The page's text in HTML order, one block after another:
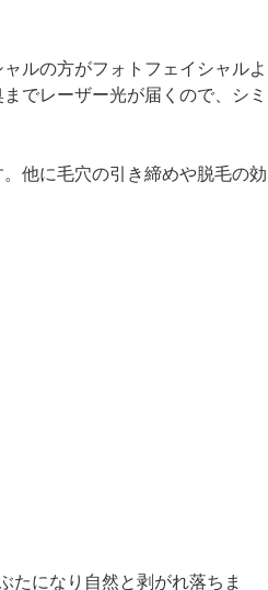
ルの方がフォトフェイシャルよ
でレーザー光が届くので、シミ
他に毛穴の引き締めや脱毛の効
たになり自然と剥がれ落ちま